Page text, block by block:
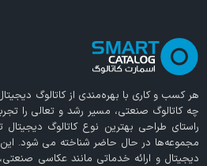
هر کسب و کاری با بهره‌مندی ازکاتالوگ
چه کاتالوگ صنعتی، مسیر رشد و تعالی را
راستای طراحی بهترین نوع کاتالوگ دیجیتال
مجموعه‌ها در حال حاضر شناخته می‌ شود.
دیجیتال و ارائه خدماتی مانند عکاسی